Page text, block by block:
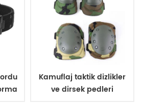
Kamuflaj taktik dizlikler
ve dirsek pedleri